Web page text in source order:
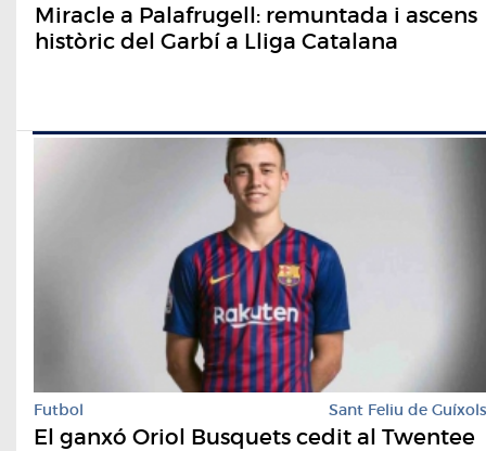
Miracle a Palafrugell: remuntada i ascens
històric del Garbí a Lliga Catalana
Futbol Sant Feliu de Guíxols
El ganxó Oriol Busquets cedit al Twentee